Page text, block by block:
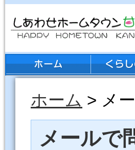
ホーム > メ
メールで